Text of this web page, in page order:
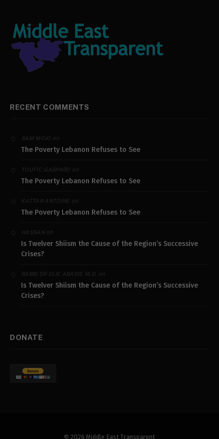
RECENT COMMENTS
SAM MOJO on
The Poverty Lebanon Refuses to See
TOUFIC GASPARD on
The Poverty Lebanon Refuses to See
KATTAR ANTOINEon
The Poverty Lebanon Refuses to See
HASSANon
Is Twelver Shiism the Cause of the Region’s Successive
Crises?
RABBI DR ELIE ABADIE M.D. on
Is Twelver Shiism the Cause of the Region’s Successive
Crises?
DONATE
© 2026 Middle East Transparent